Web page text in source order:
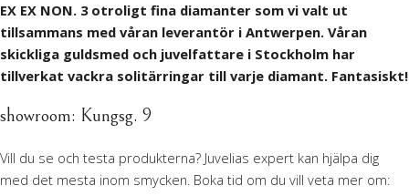
EX EX NON. 3 otroligt fina diamanter som vi valt ut
tillsammans med våran leverantör i Antwerpen. Våran
skickliga guldsmed och juvelfattare i Stockholm har
tillverkat vackra solitärringar till varje diamant. Fantasiskt!
showroom: Kungsg. 9
Vill du se och testa produkterna? Juvelias expert kan hjälpa dig
med det mesta inom smycken. Boka tid om du vill veta mer om: